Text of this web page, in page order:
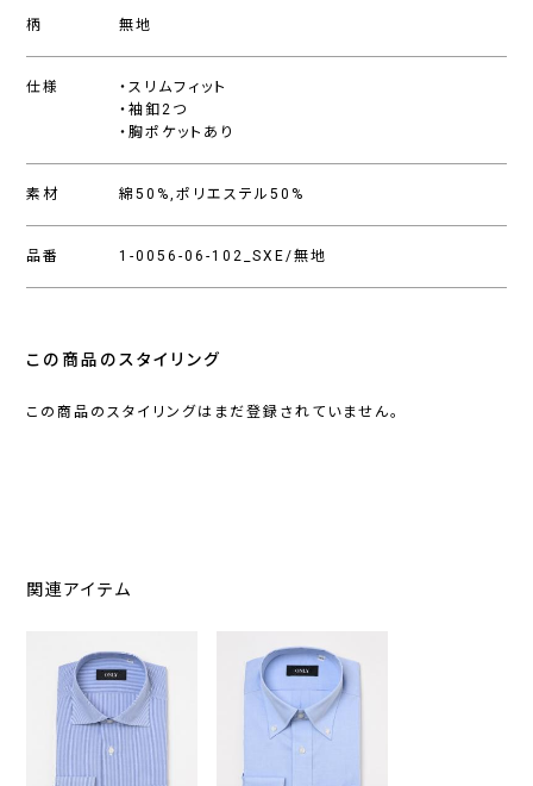
柄 無地
仕様
・スリムフィット
・袖釦2つ
・胸ポケットあり
素材 綿50%,ポリエステル50%
品番 1-0056-06-102_SXE/無地
この商品のスタイリング
この商品のスタイリングはまだ登録されていません。
関連アイテム